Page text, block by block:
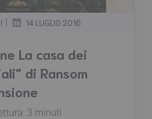
| 14 LUGLIO 2016
La casa dei
di Ransom
3 minuti